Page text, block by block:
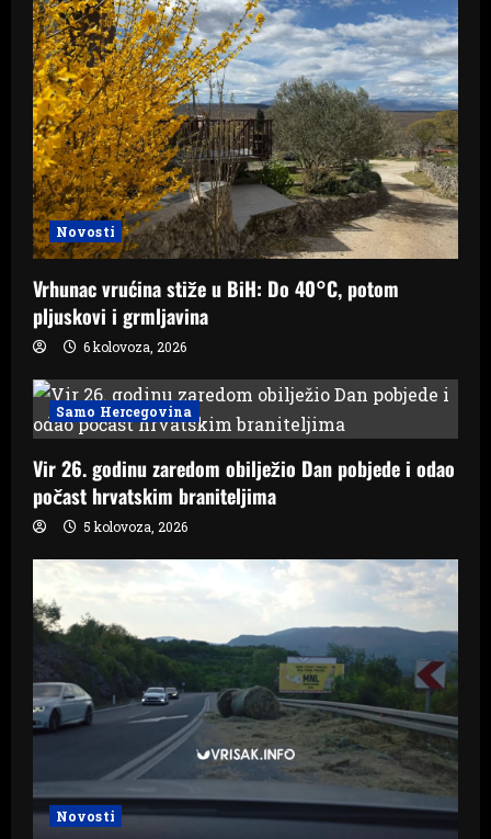
Novosti
Vrhunac vrućina stiže u BiH: Do 40°C, potom
pljuskovi i grmljavina
6 kolovoza, 2026
Samo Hercegovina
Vir 26. godinu zaredom obilježio Dan pobjede i odao
počast hrvatskim braniteljima
5 kolovoza, 2026
Novosti